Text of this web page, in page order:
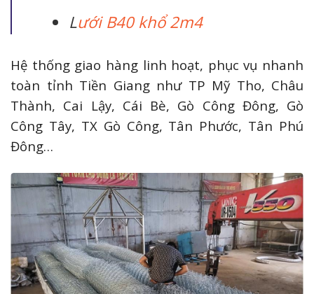
Lưới B40 khổ 2m4
Hệ thống giao hàng linh hoạt, phục vụ nhanh
toàn tỉnh Tiền Giang như TP Mỹ Tho, Châu
Thành, Cai Lậy, Cái Bè, Gò Công Đông, Gò
Công Tây, TX Gò Công, Tân Phước, Tân Phú
Đông…